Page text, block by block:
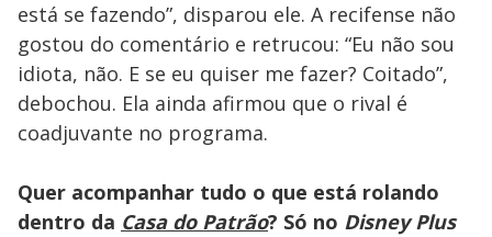
está se fazendo”, disparou ele. A recifense não
gostou do comentário e retrucou: “Eu não sou
idiota, não. E se eu quiser me fazer? Coitado”,
debochou. Ela ainda afirmou que o rival é
coadjuvante no programa.
Quer acompanhar tudo o que está rolando
dentro da Casa do Patrão? Só no Disney Plus